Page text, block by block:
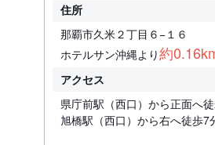
住所
那覇市久米２丁目６−１６
ホテルサン沖縄より約
アクセス
県庁前駅（西口）から正面へ
旭橋駅（西口）から右へ徒歩7